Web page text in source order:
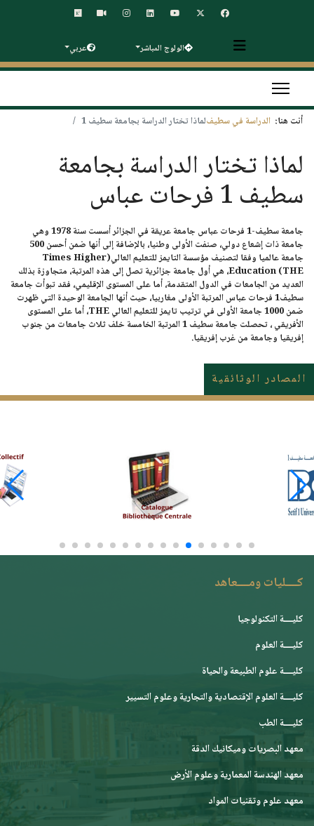
الولوج المباشر عربي
أنت هنا: الدراسة في سطيفلماذا تختار الدراسة بجامعة سطيف 1
لماذا تختار الدراسة بجامعة
سطيف 1 فرحات عباس
جامعة سطيف-1 فرحات عباس جامعة عريقة في الجزائر أسستسنة 1978
وهي
جامعة ذات إشعاع دولي، صنفت الأولى وطنيا، بالإضافة إلى أنها ضمن أحسن 500
جامعة عالميا وفقا لتصنيف مؤسسة التايمز للتعليم العالي(Times Higher
Education (THE، هي أول جامعة جزائرية تصل إلى هذه المرتبة، متجاوزة بذلك
العديد من الجامعات في الدول المتقدمة، أما على المستوى الإقليمي، فقد تبوأت جامعة
سطيف1 فرحات عباس المرتبة الأولى مغاربيا، حيث أنها الجامعة الوحيدة التي ظهرت
ضمن 1000 جامعة الأولى في ترتيب تايمز للتعليم العالي THE، أما على المستوى
الأفريقي ، تحصلت جامعة سطيف 1 المرتبة الخامسة خلف ثلاث جامعات من جنوب
إفريقيا وجامعة من غرب إفريقيا.
المصادر الوثائقية
كــــليات ومــــعاهد
كليــــة التكنولوجيا
كليــــة العلوم
كليــــة علوم الطبيعة والحياة
كليــــة العلوم الإقتصادية والتجارية وعلوم التسيير
كليــــة الطب
معهد البصريات وميكانيك الدقة
معهد الهندسة المعمارية وعلوم الأرض
معهد علوم وتقنيات المواد